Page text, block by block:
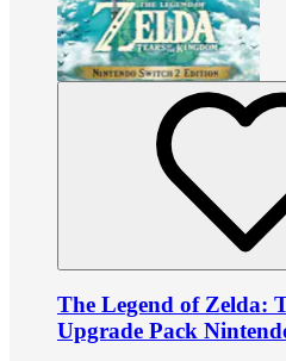
The Legend of Zelda:
Upgrade Pack